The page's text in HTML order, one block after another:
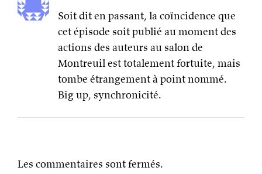
Soit dit en passant, la coïncidence que
cet épisode soit publié au moment des
actions des auteurs au salon de
Montreuil est totalement fortuite, mais
tombe étrangement à point nommé.
Big up, synchronicité.
Les commentaires sont fermés.